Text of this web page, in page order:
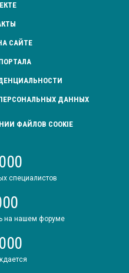
САЙТЕ
ДАННЫХ
ФАЙЛОВ COOKIE
специалистов
на нашем форуме